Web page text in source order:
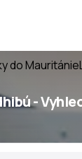
do Mauritánie
-